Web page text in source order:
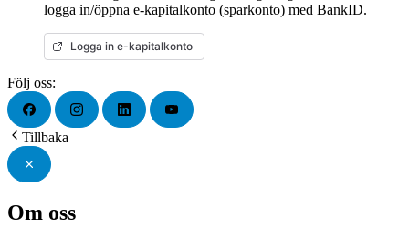
logga in/öppna e-kapitalkonto (sparkonto) med BankID.
Logga in e-kapitalkonto
Följ oss:
Tillbaka
Om oss